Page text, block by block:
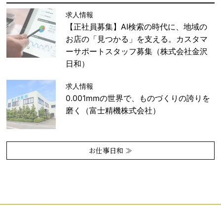
求人情報
【正社員募集】AI検索の時代に、地域の
お店の「見つかる」を支える。カスタマ
ーサポートスタッフ募集（株式会社金沢
日和）
求人情報
0.001mmの世界で、ものづくりの誇りを
磨く（富士精機株式会社）
お仕事日和 ≫